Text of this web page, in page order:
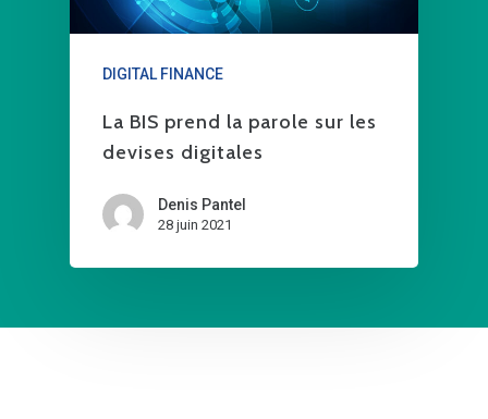
DIGITAL FINANCE
La BIS prend la parole sur les
devises digitales
Denis Pantel
28 juin 2021